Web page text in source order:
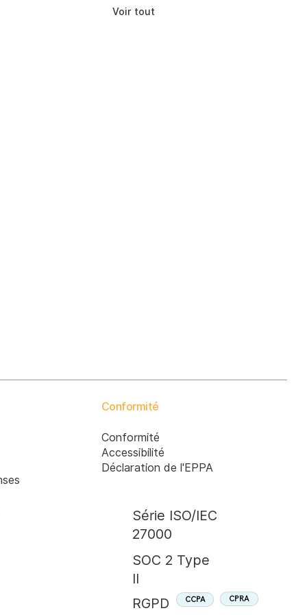
Voir tout
Conformité
Conformité
Accessibilité
Déclaration de l'EPPA
Série ISO/IEC
27000
SOC 2 Type
II
RGPD
CCPA CPRA